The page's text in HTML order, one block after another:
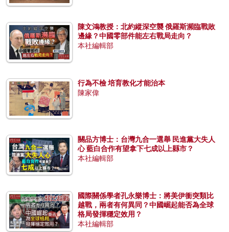
陳文鴻教授：北約縱深空襲 俄羅斯瀕臨戰敗
邊緣？中國零部件能左右戰局走向？
本社編輯部
行為不檢 培育教化才能治本
陳家偉
關品方博士：台灣九合一選舉 民進黨大失人
心 藍白合作有望拿下七成以上縣市？
本社編輯部
國際關係學者孔永樂博士：將美伊衝突類比
越戰，兩者有何異同？中國崛起能否為全球
格局發揮穩定效用？
本社編輯部